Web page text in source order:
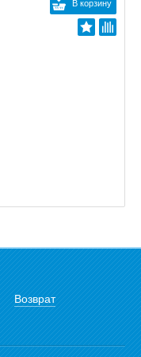
В корзину
Возврат